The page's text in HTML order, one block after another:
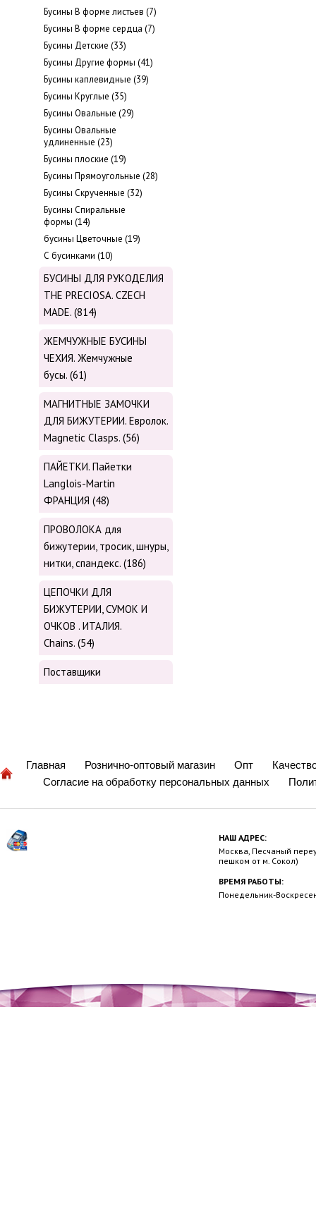
Бусины В форме листьев (7)
Бусины В форме сердца (7)
Бусины Детские (33)
Бусины Другие формы (41)
Бусины каплевидные (39)
Бусины Круглые (35)
Бусины Овальные (29)
Бусины Овальные
удлиненные (23)
Бусины плоские (19)
Бусины Прямоугольные (28)
Бусины Скрученные (32)
Бусины Спиральные
формы (14)
бусины Цветочные (19)
С бусинками (10)
БУСИНЫ ДЛЯ РУКОДЕЛИЯ
THE PRECIOSA. CZECH
MADE. (814)
ЖЕМЧУЖНЫЕ БУСИНЫ
ЧЕХИЯ. Жемчужные
бусы. (61)
МАГНИТНЫЕ ЗАМОЧКИ
ДЛЯ БИЖУТЕРИИ. Евролок.
Magnetic Сlasps. (56)
ПАЙЕТКИ. Пайетки
Langlois-Martin
ФРАНЦИЯ (48)
ПРОВОЛОКА для
бижутерии, тросик, шнуры,
нитки, cпандекс. (186)
ЦЕПОЧКИ ДЛЯ
БИЖУТЕРИИ, СУМОК И
ОЧКОВ . ИТАЛИЯ.
Chains. (54)
Поставщики
Главная Рознично-оптовый магазин Опт
Согласие на обработку персональных данных
НАШ АДРЕС:
Москва, Песчаный
пешком от м. Сокол)
ВРЕМЯ РАБОТЫ:
Понедельник-